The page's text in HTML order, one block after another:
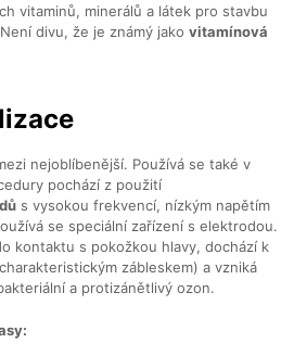
vitaminů, minerálů a látek pro stavbu
divu, že je známý jakovitamínová
nejoblíbenější. Používá se také v
pochází z použití
s vysokou frekvencí, nízkým napětím
se speciální zařízení s elektrodou.
kontaktu s pokožkou hlavy, dochází k
zábleskem) a vzniká
a protizánětlivý ozon.